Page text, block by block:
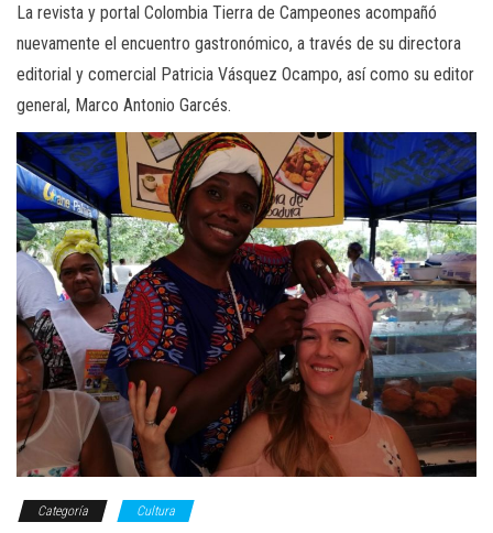
La revista y portal Colombia Tierra de Campeones acompañó
nuevamente el encuentro gastronómico, a través de su directora
editorial y comercial Patricia Vásquez Ocampo, así como su editor
general, Marco Antonio Garcés.
Categoría Cultura